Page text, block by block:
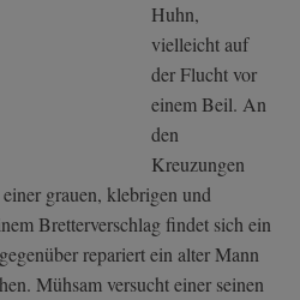
Huhn,
vielleicht auf
der Flucht vor
einem Beil. An
den
Kreuzungen
grauen, klebrigen und
Bretterverschlag findet sich ein
repariert ein alter Mann
Mühsam versucht einer seinen